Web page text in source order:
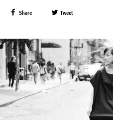
Share Tweet